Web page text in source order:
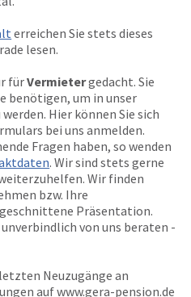
erreichen Sie stets dieses
lesen.
fürVermietergedacht. Sie
benötigen, um in unser
Hier können Sie sich
bei uns anmelden.
Fragen haben, so wenden
. Wir sind stets gerne
Wir finden
bzw. Ihre
Präsentation.
von uns beraten -
Neuzugänge an
aufwww.gera-pension.de